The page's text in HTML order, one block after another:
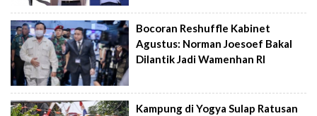
Bocoran Reshuffle Kabinet
Agustus: Norman Joesoef Bakal
Dilantik Jadi Wamenhan RI
Kampung di Yogya Sulap Ratusan